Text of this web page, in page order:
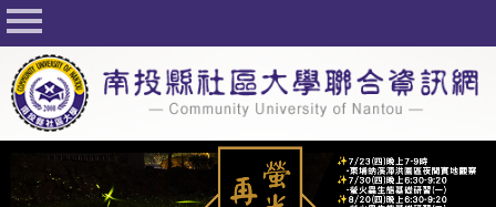
回首頁
關於社大
公佈欄
行事曆